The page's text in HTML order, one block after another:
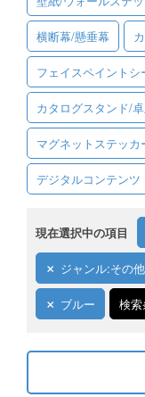
資料をダウ
ご利用規約
お見積り・お問
横断幕/懸垂幕
フェイスペイントシ
カタログスタンド/
マグネットステッカ
デジタルコンテンツ
現在選択中の項目
ジャンル:その他
ブルー 検索